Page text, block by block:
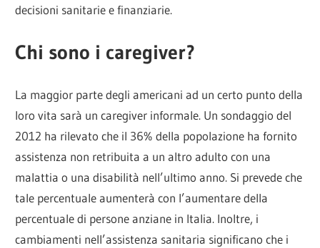
decisioni sanitarie e finanziarie.
Chi sono i caregiver?
La maggior parte degli americani ad un certo punto della
loro vita sarà un caregiver informale. Un sondaggio del
2012 ha rilevato che il 36% della popolazione ha fornito
assistenza non retribuita a un altro adulto con una
malattia o una disabilità nell’ultimo anno. Si prevede che
tale percentuale aumenterà con l’aumentare della
percentuale di persone anziane in Italia. Inoltre, i
cambiamenti nell’assistenza sanitaria significano che i